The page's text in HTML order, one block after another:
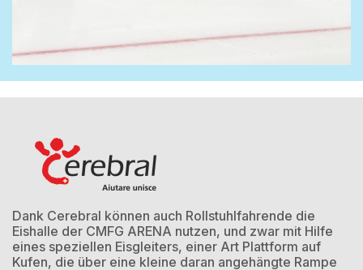
Dank Cerebral können auch Rollstuhlfahrende die
Eishalle der CMFG ARENA nutzen, und zwar mit Hilfe
eines speziellen Eisgleiters, einer Art Plattform auf
Kufen, die über eine kleine daran angehängte Rampe